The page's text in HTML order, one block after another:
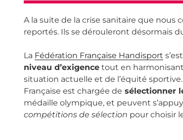
A la suite de la crise sanitaire que nous
reportés. Ils se dérouleront désormais
La Fédération Française Handisport s’est
niveau d’exigence tout en
situation actuelle et de l’équité
Française est chargée de sélectionner
médaille olympique, et peuvent
compétitions de sélection pour choisir